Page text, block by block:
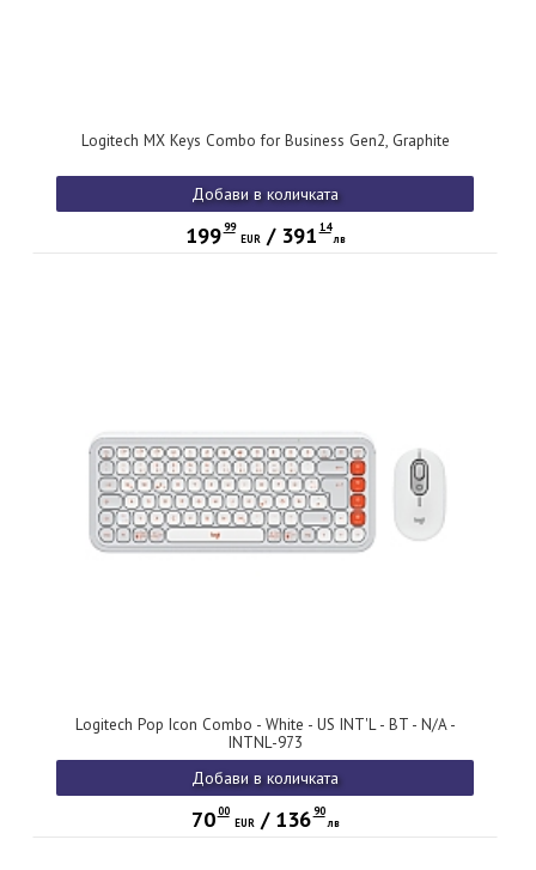
Logitech MX Keys Combo for Business Gen2, Graphite
Добави в количката
199 99
EUR/ 391 14
лв
Logitech Pop Icon Combo - White - US INT'L - BT - N/A -
INTNL-973
Добави в количката
70 00
EUR/ 136 90
лв